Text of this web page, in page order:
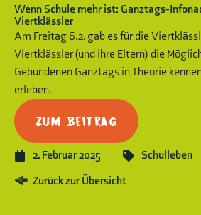
Wenn Schule mehr ist: Ganztags-
Viertklässler
Am Freitag 6.2. gab es für die
Viertklässler (und ihre Eltern) die
Gebundenen Ganztags in Theorie
erleben.
Zum Beitrag
2. Februar 2025
Schulleben
Zurück zur Übersicht